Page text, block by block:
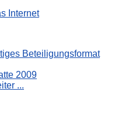
Internet
Beteiligungsformat
2009
...